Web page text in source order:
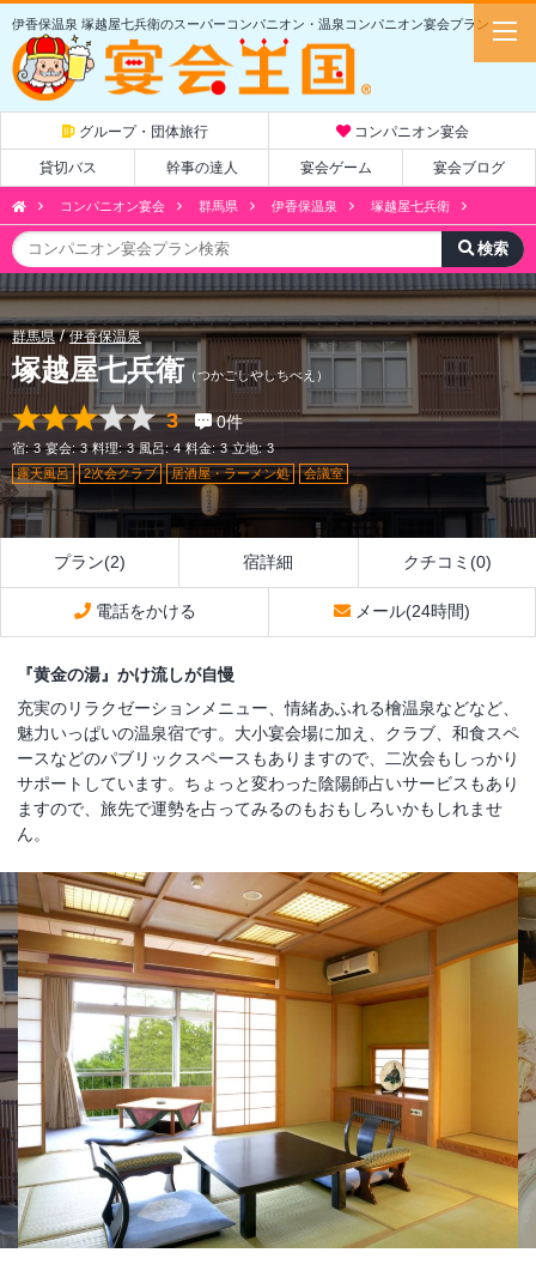
伊香保温泉 塚越屋七兵衛のスーパーコンパニオン・温泉コンパニオン宴会プラン
グループ・団体旅行 コンパニオン宴会
貸切バス 幹事の達人 宴会ゲーム 宴会ブログ
コンパニオン宴会 群馬県 伊香保温泉 塚越屋七兵衛
群馬県 伊香保温泉
塚越屋七兵衛 （つかごしやしちべえ）
3 0件
宿: 3 宴会: 3 料理: 3 風呂: 4 料金: 3 立地: 3
露天風呂
2次会クラブ 居酒屋・ラーメン処 会議室
プラン(2) 宿詳細 クチコミ(0)
電話をかける メール(24時間)
『黄金の湯』かけ流しが自慢
充実のリラクゼーションメニュー、情緒あふれる檜温泉などなど、
魅力いっぱいの温泉宿です。大小宴会場に加え、クラブ、和食スペ
ースなどのパブリックスペースもありますので、二次会もしっかり
サポートしています。ちょっと変わった陰陽師占いサービスもあり
ますので、旅先で運勢を占ってみるのもおもしろいかもしれませ
ん。